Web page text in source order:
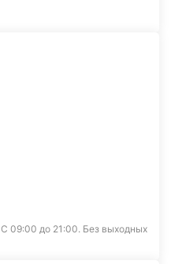
С 09:00 до 21:00. Без выходных